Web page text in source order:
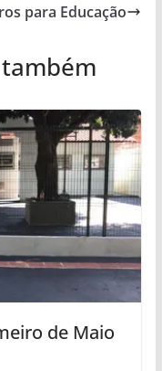
para Educação
de Maio